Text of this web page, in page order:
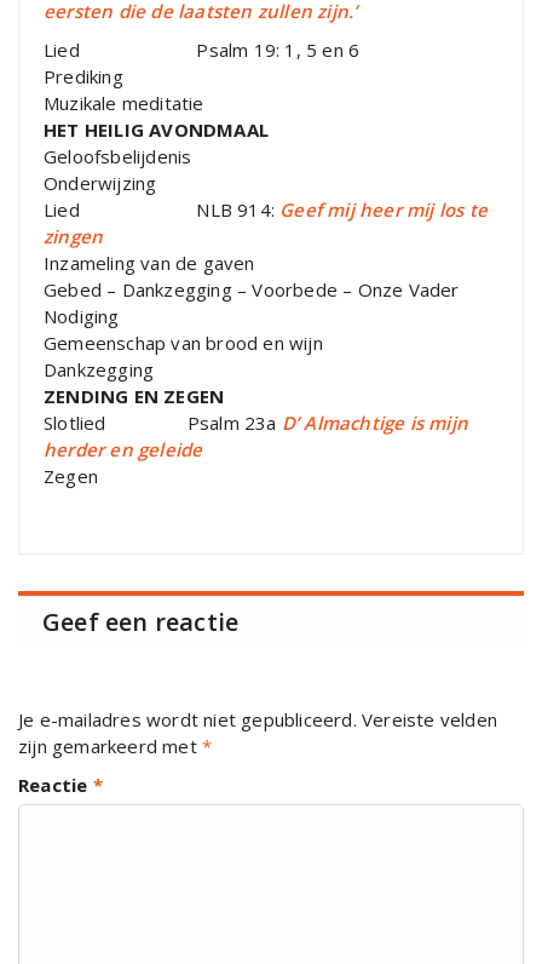
eersten die de laatsten zullen zijn.’
Lied Psalm 19: 1, 5 en 6
Prediking
Muzikale meditatie
HET HEILIG AVONDMAAL
Geloofsbelijdenis
Onderwijzing
Lied NLB 914: Geef mij heer mij los te
zingen
Inzameling van de gaven
Gebed – Dankzegging – Voorbede – Onze Vader
Nodiging
Gemeenschap van brood en wijn
Dankzegging
ZENDING EN ZEGEN
Slotlied Psalm 23a D’ Almachtige is mijn
herder en geleide
Zegen
Geef een reactie
Je e-mailadres wordt niet gepubliceerd. Vereiste velden
zijn gemarkeerd met *
Reactie *